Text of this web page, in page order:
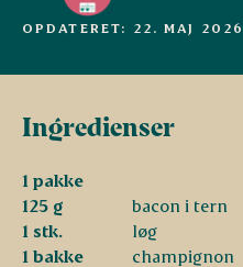
OPDATERET: 22. MAJ 2026
Ingredienser
1 pakke
125 g
bacon i tern
1 stk.
løg
1 bakke
champignon